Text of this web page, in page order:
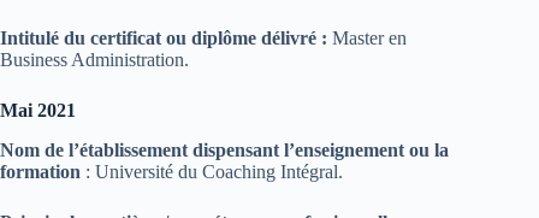
Intitulé du certificat ou diplôme délivré : Master en
Business Administration.
Mai 2021
Nom de l’établissement dispensant l’enseignement ou la
formation : Université du Coaching Intégral.